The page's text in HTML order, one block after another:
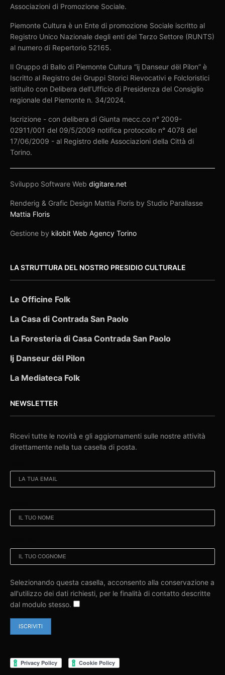
Associazioni di Promozione Sociale.
Piemonte Cultura è un Ente di promozione Sociale iscritto al
Registro Unico Nazionale degli enti del Terzo Settore (RUNTS)
al numero di Repertorio 52165.
Il Gruppo di Ballo di Piemonte Cultura “ij Danseur dël Pilon” è
Iscritto al Registro dei Gruppi Storici Rievocativi e Folcloristici
istituito con Delibera dell’Ufficio di Presidenza del Consiglio
regionale del Piemonte n. 34/2024.
Iscrizione - con delibera di Giunta mecc.co n° 2009-
02911/001 del 09/5/2009 notifica protocollo n° 4078 del
17/06/2009 - al Registro delle Associazioni della Città di
Torino.
Sviluppo Software Webdigitare.net
Renderig & Grafic Design Mattia Floris by Studio Parallasse
Mattia Floris
Gestione by kilobit Web Agency Torino
LA STRUTTURA DEL NOSTRO PRESIDIO CULTURALE
Le Officine Folk
La Casa di Contrada San Paolo
La Foresteria di Casa Contrada San Paolo
Ij Danseur dël Pilon
La Mediateca Folk
NEWSLETTER
Ricevi tutte le novità e gli aggiornamenti sulle nostre attività
direttamente nella tua casella di posta.
Selezionando questa casella, acconsento alla conservazione a
all'utilizzo dei dati richiesti, per le finalità di contatto descritte
dal modulo stesso.